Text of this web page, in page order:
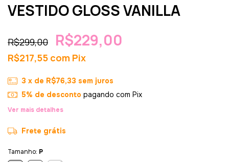
VESTIDO GLOSS VANILLA
R$299,00 R$229,00
R$217,55 com Pix
3 x de R$76,33 sem juros
5% de desconto pagando com Pix
Ver mais detalhes
Frete grátis
Tamanho: P